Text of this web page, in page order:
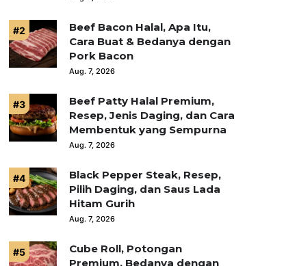
Beef Bacon Halal, Apa Itu,
Cara Buat & Bedanya dengan
Pork Bacon
Aug. 7, 2026
Beef Patty Halal Premium,
Resep, Jenis Daging, dan Cara
Membentuk yang Sempurna
Aug. 7, 2026
Black Pepper Steak, Resep,
Pilih Daging, dan Saus Lada
Hitam Gurih
Aug. 7, 2026
Cube Roll, Potongan
Premium, Bedanya dengan